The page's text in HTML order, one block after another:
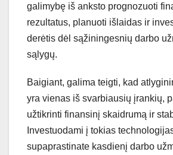
galimybę iš anksto prognozuoti
rezultatus, planuoti išlaidas ir
derėtis dėl sąžiningesnių darbo
sąlygų.
Baigiant, galima teigti, kad
yra vienas iš svarbiausių įrankių,
užtikrinti finansinį skaidrumą ir
Investuodami į tokias
supaprastinate kasdienį darbo